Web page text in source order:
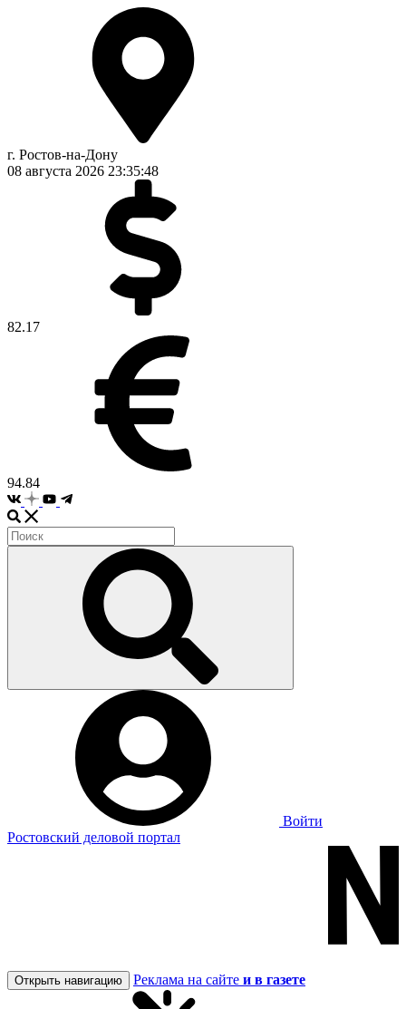
г. Ростов-на-Дону
08 августа 2026 23:35:48
82.17
94.84
Войти
Ростовский деловой портал
Открыть навигацию Реклама на сайте и в газете